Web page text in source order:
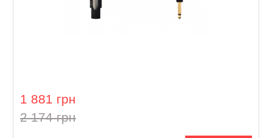
1 881 грн
2 174 грн